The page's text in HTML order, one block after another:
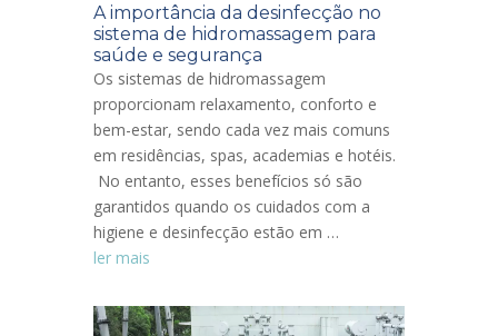
A importância da desinfecção no
sistema de hidromassagem para
saúde e segurança
Os sistemas de hidromassagem
proporcionam relaxamento, conforto e
bem-estar, sendo cada vez mais comuns
em residências, spas, academias e hotéis.
No entanto, esses benefícios só são
garantidos quando os cuidados com a
higiene e desinfecção estão em …
ler mais